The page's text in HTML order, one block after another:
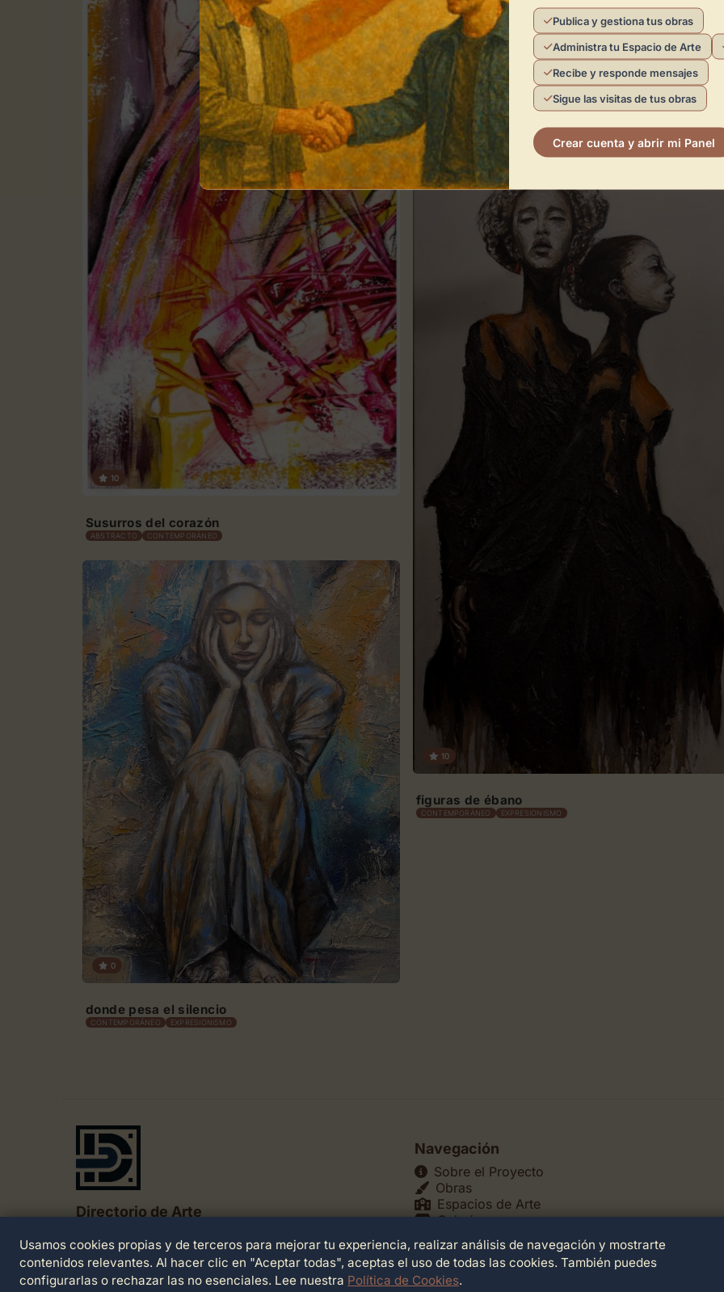
10
Susurros del corazón
ABSTRACTO CONTEMPORÁNEO
0
donde pesa el silencio
CONTEMPORÁNEO EXPRESIONISMO
0
el peso de lo invisible
CONCEPTUAL
10
figuras de ébano
CONTEMPORÁNEO EXPRESIONISMO
Directorio de Arte
© 2026 Directorio de Arte. Todos los derechos
reservados.
Navegación
Sobre el Proyecto
Obras
Espacios de Arte
Galerías
Museos
Teatros
Publica y gestiona tus obras
Administra tu Espacio de Arte
Recibe y responde mensajes
Sigue las visitas de tus obras
Crear cuenta y abrir mi Panel
Usamos cookies propias y de terceros para mejorar tu experiencia, realizar análisis de navegación y mostrarte
contenidos relevantes. Al hacer clic en "Aceptar todas", aceptas el uso de todas las cookies. También puedes
configurarlas o rechazar las no esenciales. Lee nuestra Política de Cookies.